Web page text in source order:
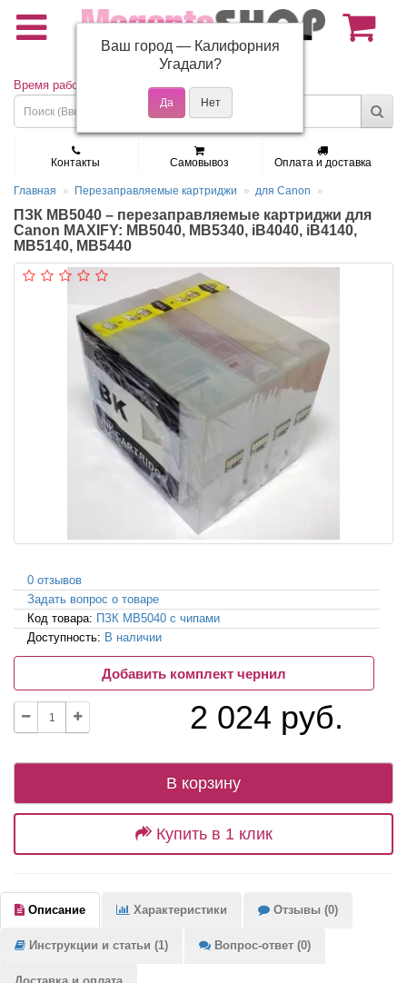
(495) 150-01-37
Время работы: Пн - Пт 9:30 - 19:00
Контакты Самовывоз Оплата и доставка
Главная Перезаправляемые картриджи для Canon
ПЗК MB5040 – перезаправляемые картриджи для
Canon MAXIFY: MB5040, MB5340, iB4040, iB4140,
MB5140, MB5440
0 отзывов
Задать вопрос о товаре
Код товара: ПЗК MB5040 с чипами
Доступность: В наличии
Добавить комплект чернил
2 024 руб.
В корзину
Купить в 1 клик
Описание Характеристики Отзывы (0)
Инструкции и статьи (1) Вопрос-ответ (0)
Ваш город — Калифорния
Угадали?